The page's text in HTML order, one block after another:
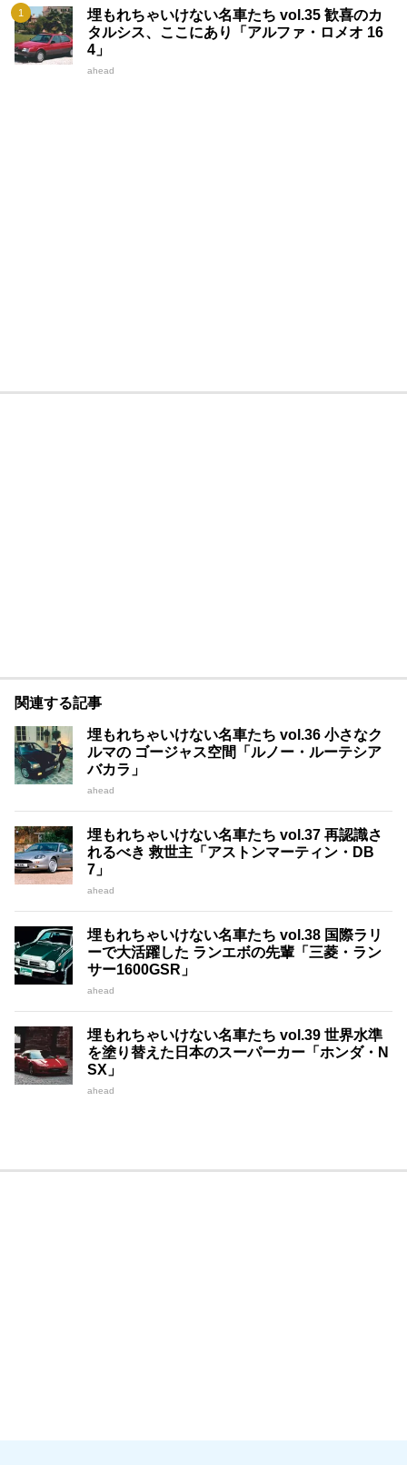
埋もれちゃいけない名車たち vol.35 歓喜のカ
タルシス、ここにあり「アルファ・ロメオ 16
4」
ahead
関連する記事
埋もれちゃいけない名車たち vol.36 小さなク
ルマの ゴージャス空間「ルノー・ルーテシア
バカラ」
ahead
埋もれちゃいけない名車たち vol.37 再認識さ
れるべき 救世主「アストンマーティン・DB
7」
ahead
埋もれちゃいけない名車たち vol.38 国際ラリ
ーで大活躍した ランエボの先輩「三菱・ラン
サー1600GSR」
ahead
埋もれちゃいけない名車たち vol.39 世界水準
を塗り替えた日本のスーパーカー「ホンダ・N
SX」
ahead